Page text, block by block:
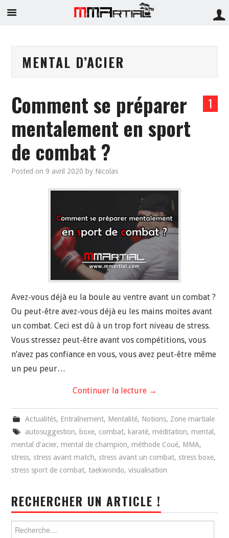
MENTAL D’ACIER
1
Comment se préparer
mentalement en sport
de combat ?
Posted on 9 avril 2020 by Nicolas
Avez-vous déjà eu la boule au ventre avant un combat ?
Ou peut-être avez-vous déjà eu les mains moites avant
un combat. Ceci est dû à un trop fort niveau de stress.
Vous stressez peut-être avant vos compétitions, vous
n’avez pas confiance en vous, vous avez peut-être même
un peu peur…
Continuer la lecture →
Actualités, Entraînement, Mentalité, Notions, Zone martiale
autosuggestion, boxe, combat, karaté, méditation, mental ,
mental d’acier,mental de champion,méthode Coué, MMA,
stress, stress avant match, stress avant un combat, stress boxe,
stress sport de combat, taekwondo,visualisation
RECHERCHER UN ARTICLE !